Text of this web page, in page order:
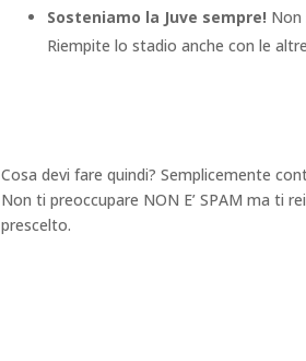
Sosteniamo la Juve sempre! Non
Riempite lo stadio anche con le
Cosa devi fare quindi? Semplicemente
Non ti preoccupare NON E’ SPAM ma ti
prescelto.